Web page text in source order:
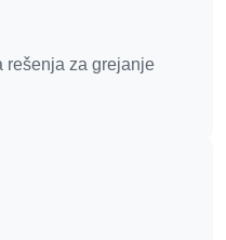
rešenja za grejanje